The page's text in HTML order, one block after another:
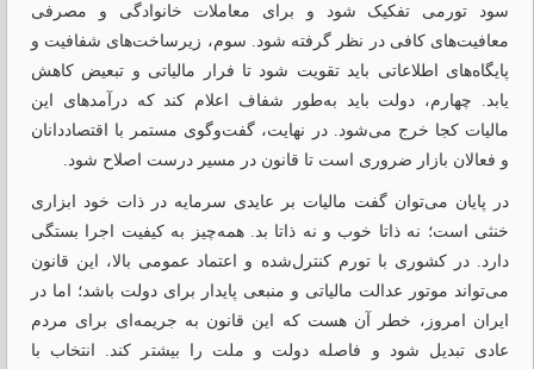
سود تورمی تفکیک شود و برای معاملات خانوادگی و مصرفی
معافیت‌های کافی در نظر گرفته شود. سوم، زیرساخت‌های شفافیت و
پایگاه‌های اطلاعاتی باید تقویت شود تا فرار مالیاتی و تبعیض کاهش
یابد. چهارم، دولت باید به‌طور شفاف اعلام کند که درآمدهای این
مالیات کجا خرج می‌شود. در نهایت، گفت‌وگوی مستمر با اقتصاددانان
و فعالان بازار ضروری است تا قانون در مسیر درست اصلاح شود.
در پایان می‌توان گفت مالیات بر عایدی سرمایه در ذات خود ابزاری
خنثی است؛ نه ذاتا خوب و نه ذاتا بد. همه‌چیز به کیفیت اجرا بستگی
دارد. در کشوری با تورم کنترل‌شده و اعتماد عمومی بالا، این قانون
می‌تواند موتور عدالت مالیاتی و منبعی پایدار برای دولت باشد؛ اما در
ایران امروز، خطر آن هست که این قانون به جریمه‌ای برای مردم
عادی تبدیل شود و فاصله دولت و ملت را بیشتر کند. انتخاب با